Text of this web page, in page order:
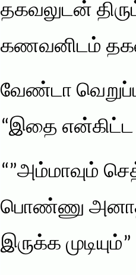
தகவலுடன்
கணவனிடம்
வேண்டா
“இதை
“”அம்மாவும்
பொண்ணு
இருக்க முடியும்”